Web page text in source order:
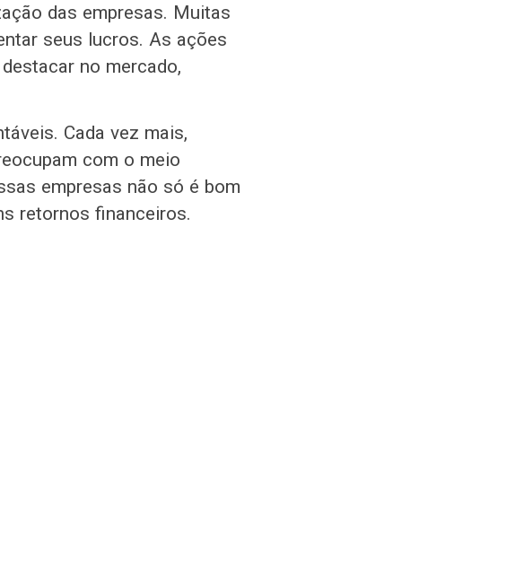
das empresas. Muitas
seus lucros. As ações
no mercado,
Cada vez mais,
com o meio
empresas não só é bom
retornos financeiros.